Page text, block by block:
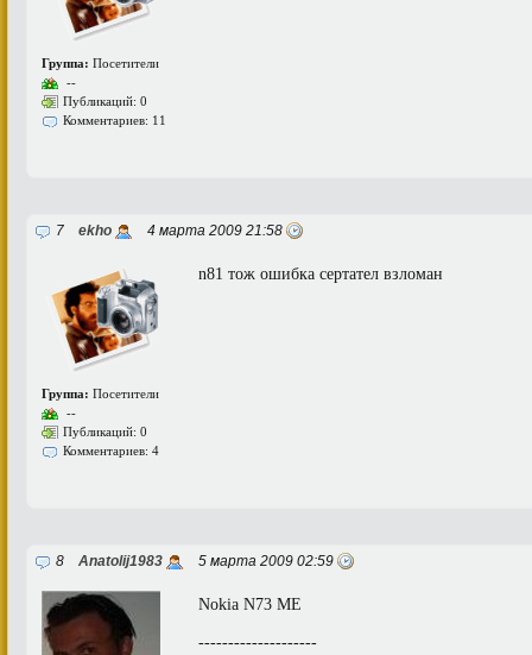
Группа: Посетители
--
Публикаций: 0
Комментариев: 11
7 ekho 4 марта 2009 21:58
Группа: Посетители
--
Публикаций: 0
Комментариев: 4
n81 тож ошибка сертател взломан
8 Anatolij1983 5 марта 2009 02:59
Nokia N73 ME
--------------------